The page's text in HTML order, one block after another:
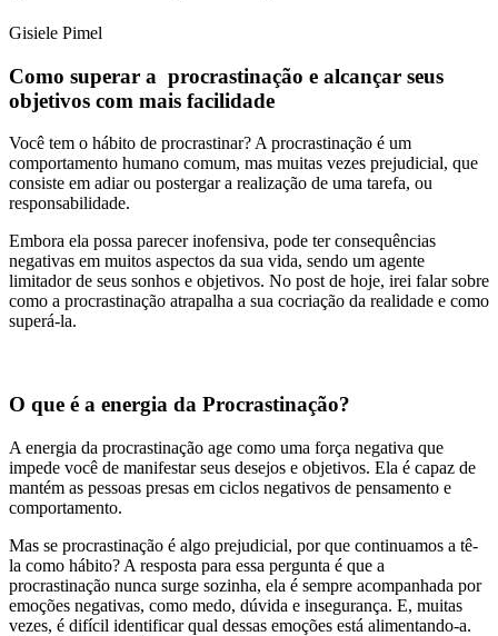
Gisiele Pimel
Como superar a procrastinação e alcançar seus
objetivos com mais facilidade
Você tem o hábito de procrastinar? A procrastinação é um
comportamento humano comum, mas muitas vezes prejudicial, que
consiste em adiar ou postergar a realização de uma tarefa, ou
responsabilidade.
Embora ela possa parecer inofensiva, pode ter consequências
negativas em muitos aspectos da sua vida, sendo um agente
limitador de seus sonhos e objetivos. No post de hoje, irei falar sobre
como a procrastinação atrapalha a sua cocriação da realidade e como
superá-la.
O que é a energia da Procrastinação?
A energia da procrastinação age como uma força negativa que
impede você de manifestar seus desejos e objetivos. Ela é capaz de
mantém as pessoas presas em ciclos negativos de pensamento e
comportamento.
Mas se procrastinação é algo prejudicial, por que continuamos a tê-
la como hábito? A resposta para essa pergunta é que a
procrastinação nunca surge sozinha, ela é sempre acompanhada por
emoções negativas, como medo, dúvida e insegurança. E, muitas
vezes, é difícil identificar qual dessas emoções está alimentando-a.